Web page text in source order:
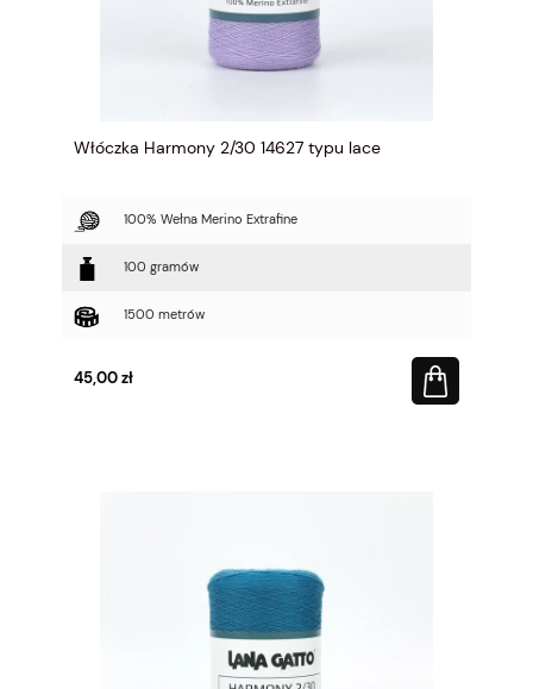
Włóczka Harmony 2/30 14627 typu lace
100% Wełna Merino Extrafine
100 gramów
1500 metrów
45,00 zł